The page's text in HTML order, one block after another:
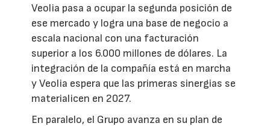
Veolia pasa a ocupar la segunda posición de
ese mercado y logra una base de negocio a
escala nacional con una facturación
superior a los 6.000 millones de dólares. La
integración de la compañía está en marcha
y Veolia espera que las primeras sinergias se
materialicen en 2027.
En paralelo, el Grupo avanza en su plan de